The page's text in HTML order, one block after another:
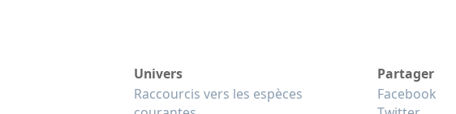
Univers
Raccourcis vers les espèces
Partager
Facebook